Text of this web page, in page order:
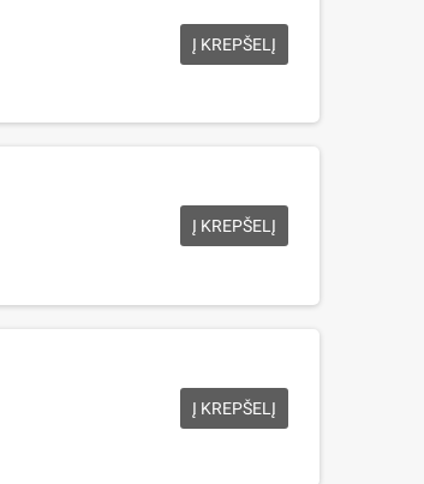
Į KREPŠELĮ
Į KREPŠELĮ
Į KREPŠELĮ